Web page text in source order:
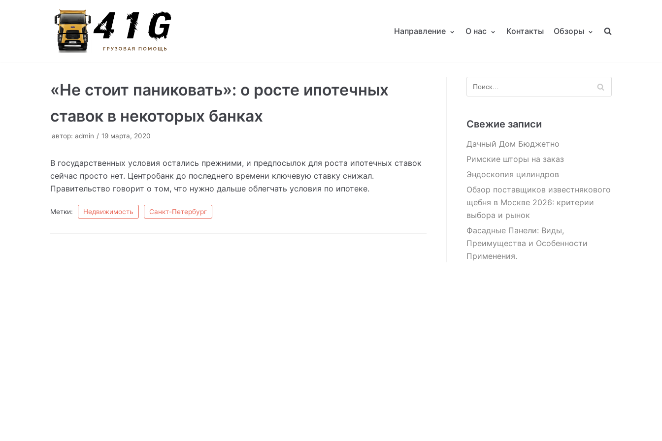
содержимому
Направление О нас Контакты Обзоры
«Не стоит паниковать»: о росте ипотечных
ставок в некоторых банках
автор: admin 19 марта, 2020
В государственных условия остались прежними, и предпосылок для роста ипотечных ставок
сейчас просто нет. Центробанк до последнего времени ключевую ставку снижал.
Правительство говорит о том, что нужно дальше облегчать условия по ипотеке.
Метки: Недвижимость Санкт-Петербург
Свежие записи
Дачный Дом Бюджетно
Римские шторы на заказ
Эндоскопия цилиндров
Обзор поставщиков известнякового
щебня в Москве 2026: критерии
выбора и рынок
Фасадные Панели: Виды,
Преимущества и Особенности
Применения.